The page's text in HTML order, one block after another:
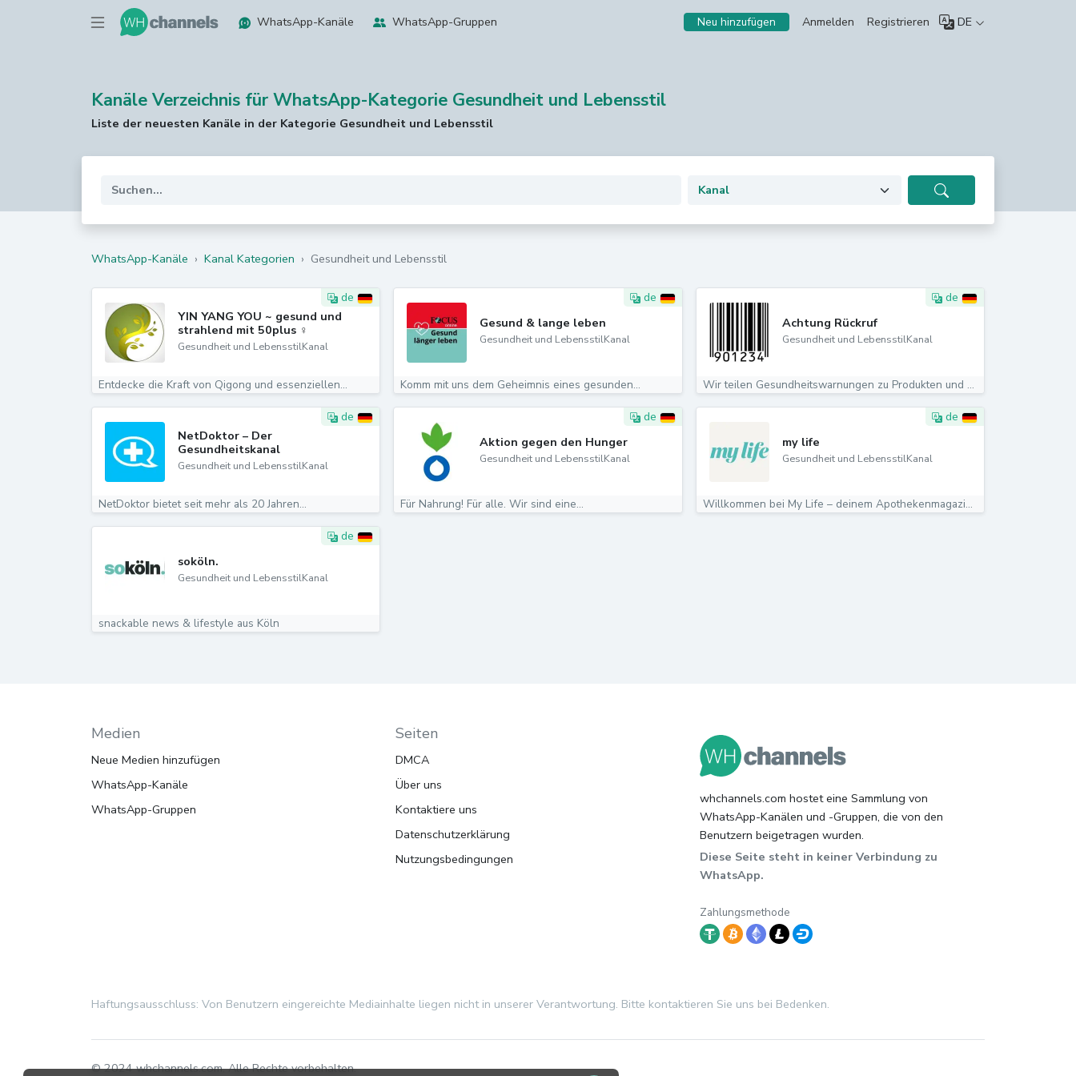
WhatsApp-Kanäle WhatsApp-Gruppen Neu hinzufügen Anmelden Registrieren DE
Kanäle Verzeichnis für WhatsApp-Kategorie Gesundheit und Lebensstil
Liste der neuesten Kanäle in der Kategorie Gesundheit und Lebensstil
WhatsApp-Kanäle › Kanal Kategorien › Gesundheit und Lebensstil
de
YIN YANG YOU ~ gesund und
strahlend mit 50plus ♀︎
Gesundheit und LebensstilKanal
Entdecke die Kraft von Qigong und essenziellen...
de
Gesund & lange leben
Gesundheit und LebensstilKanal
Komm mit uns dem Geheimnis eines gesunden...
de
Achtung Rückruf ️
Gesundheit und LebensstilKanal
Wir teilen Gesundheitswarnungen zu Produkten und Lebensmitteln...
de
NetDoktor – Der
Gesundheitskanal
Gesundheit und LebensstilKanal
NetDoktor bietet seit mehr als 20 Jahren...
de
Aktion gegen den Hunger
Gesundheit und LebensstilKanal
Für Nahrung! Für alle. Wir sind eine...
de
my life
Gesundheit und LebensstilKanal
Willkommen bei My Life – deinem Apothekenmagazin!...
de
soköln.
Gesundheit und LebensstilKanal
snackable news & lifestyle aus Köln
Medien
Neue Medien hinzufügen
WhatsApp-Kanäle
WhatsApp-Gruppen
Seiten
DMCA
Über uns
Kontaktiere uns
Datenschutzerklärung
Nutzungsbedingungen
whchannels.com hostet eine Sammlung von
WhatsApp-Kanälen und -Gruppen, die von den
Benutzern beigetragen wurden.
Diese Seite steht in keiner Verbindung zu
WhatsApp.
Zahlungsmethode
Haftungsausschluss: Von Benutzern eingereichte Mediainhalte liegen nicht in unserer Verantwortung. Bitte kontaktieren Sie uns bei Bedenken.
© 2024 whchannels.com, Alle Rechte vorbehalten.